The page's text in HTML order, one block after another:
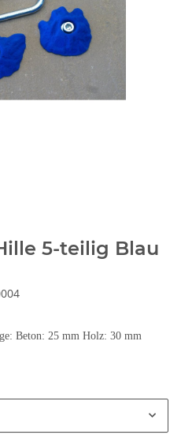
5-teilig Blau
Beton: 25 mm Holz: 30 mm